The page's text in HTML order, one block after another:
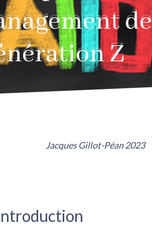
de
Z
de
Z
Jacques Gillot-Péan 2023